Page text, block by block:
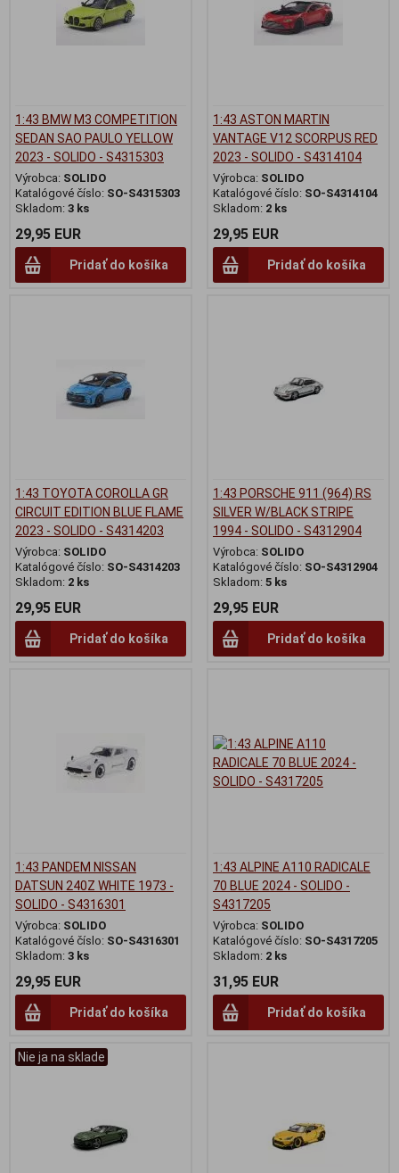
1:43 BMW M3 COMPETITION
SEDAN SAO PAULO YELLOW
2023 - SOLIDO - S4315303
Výrobca: SOLIDO
Katalógové číslo: SO-S4315303
Skladom: 3 ks
29,95 EUR
Pridať do košíka
1:43 ASTON MARTIN
VANTAGE V12 SCORPUS RED
2023 - SOLIDO - S4314104
Výrobca: SOLIDO
Katalógové číslo: SO-S4314104
Skladom: 2 ks
29,95 EUR
Pridať do košíka
1:43 TOYOTA COROLLA GR
CIRCUIT EDITION BLUE FLAME
2023 - SOLIDO - S4314203
Výrobca: SOLIDO
Katalógové číslo: SO-S4314203
Skladom: 2 ks
29,95 EUR
Pridať do košíka
1:43 PORSCHE 911 (964) RS
SILVER W/BLACK STRIPE
1994 - SOLIDO - S4312904
Výrobca: SOLIDO
Katalógové číslo: SO-S4312904
Skladom: 5 ks
29,95 EUR
Pridať do košíka
1:43 PANDEM NISSAN
DATSUN 240Z WHITE 1973 -
SOLIDO - S4316301
Výrobca: SOLIDO
Katalógové číslo: SO-S4316301
Skladom: 3 ks
29,95 EUR
Pridať do košíka
1:43 ALPINE A110 RADICALE
70 BLUE 2024 - SOLIDO -
S4317205
Výrobca: SOLIDO
Katalógové číslo: SO-S4317205
Skladom: 2 ks
31,95 EUR
Pridať do košíka
Nie ja na sklade